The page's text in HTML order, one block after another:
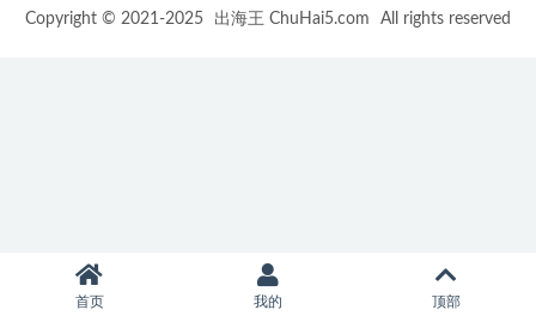
Copyright © 2021-2025
出海王 ChuHai5.com All rights reserved
首页 我的 顶部